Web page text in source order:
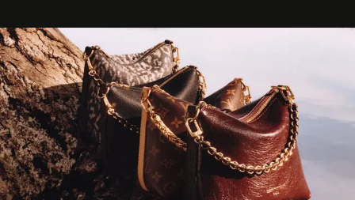
sculpture.